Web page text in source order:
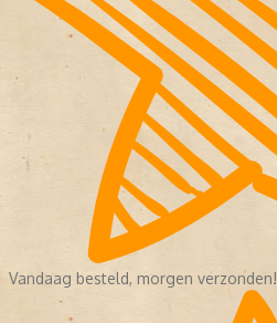
Vandaag besteld, morgen verzonden!